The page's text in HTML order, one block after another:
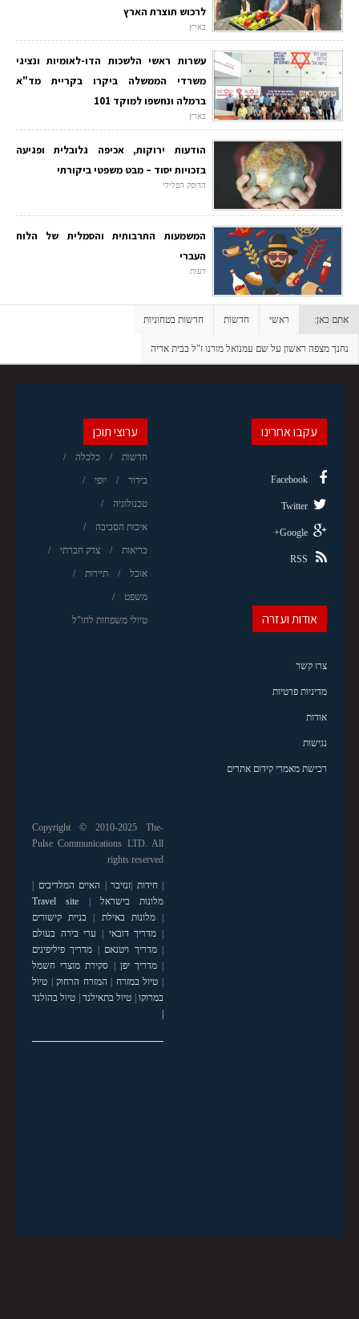
לרכוש תוצרת הארץ
בארץ
עשרות ראשי הלשכות הדו-לאומיות ונציגי
משרדי הממשלה ביקרו בקריית מד"א
ברמלה ונחשפו למוקד 101
בארץ
הודעות ירוקות, אכיפה גלובלית ופגיעה
בזכויות יסוד – מבט משפטי ביקורתי
הדופק הפלילי
המשמעות התרבותית והסמלית של הלוח
העברי
דעות
אתם כאן: ראשי חדשות חדשות בטחוניות
נחנך מצפה ראשון על שם עמנואל מורנו ז"ל בבית אריה
ערוצי תוכן
חדשות כלכלה
בידור יופי
טכנולוגיה
איכות הסביבה
בריאות צדק חברתי
אוכל תיירות
משפט
טיולי משפחות לחו"ל
עקבו אחרינו
Facebook
Twitter
Google+
RSS
אודות ועזרה
צרו קשר
מדיניות פרטיות
אודות
נגישות
רכישת מאמרי קידום אתרים
Copyright © 2010-2025 The-
Pulse Communications LTD. All
rights reserved
|חידות |זנזיבר | האיים המלדיבים |
מלונות בישראל |
Travel site
|מלונות באילת | בניית קישורים
| מדריך דובאי | ערי בירה בעולם
|מדריך ויטנאם | מדריך פיליפינים
|מדריך יפן | סקירת מוצרי חשמל
| טיול במזרח | המזרח הרחוק| טיול
במרוקו| טיול בתאילנד| טיול בהולנד
|